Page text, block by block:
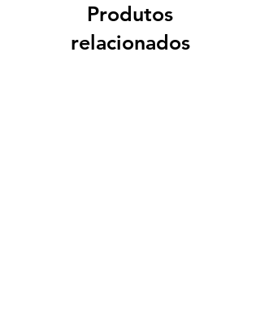
Produtos
relacionados